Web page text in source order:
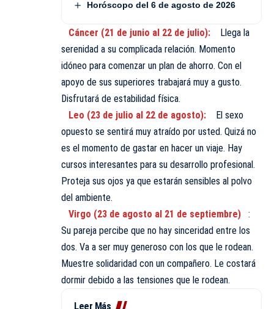
Horóscopo del 6 de agosto de 2026
Cáncer (21 de junio al 22 de julio):
Llega la
serenidad a su complicada relación. Momento
idóneo para comenzar un plan de ahorro. Con el
apoyo de sus superiores trabajará muy a gusto.
Disfrutará de estabilidad física.
Leo (23 de julio al 22 de agosto):
El sexo
opuesto se sentirá muy atraído por usted. Quizá no
es el momento de gastar en hacer un viaje. Hay
cursos interesantes para su desarrollo profesional.
Proteja sus ojos ya que estarán sensibles al polvo
del ambiente.
Virgo (23 de agosto al 21 de septiembre)
:
Su pareja percibe que no hay sinceridad entre los
dos. Va a ser muy generoso con los que le rodean.
Muestre solidaridad con un compañero. Le costará
dormir debido a las tensiones que le rodean.
Leer Más